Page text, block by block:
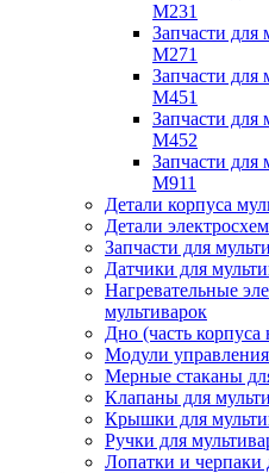
M231
Запчасти для
M271
Запчасти для
M451
Запчасти для
M452
Запчасти для
M911
Детали корпуса
Детали
Запчасти для
Датчики для
Нагревательные
мультиварок
Дно (часть
Модули
Мерные стаканы
Клапаны для
Крышки для
Ручки для
Лопатки и черпаки